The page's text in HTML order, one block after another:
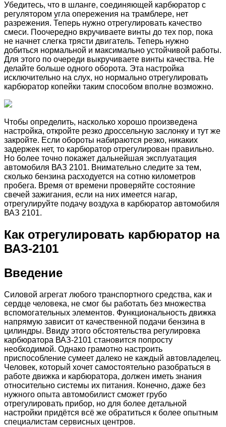
Убедитесь, что в шланге, соединяющей карбюратор с
регулятором угла опережения на трамблере, нет
разрежения. Теперь нужно отрегулировать качество
смеси. Поочередно вкручиваете винты до тех пор, пока
не начнет слегка трясти двигатель. Теперь нужно
добиться нормальной и максимально устойчивой работы.
Для этого по очереди выкручиваете винты качества. Не
делайте больше одного оборота. Эта настройка
исключительно на слух, но нормально отрегулировать
карбюратор копейки таким способом вполне возможно.
Чтобы определить, насколько хорошо произведена
настройка, откройте резко дроссельную заслонку и тут же
закройте. Если обороты набираются резко, никаких
задержек нет, то карбюратор отрегулирован правильно.
Но более точно покажет дальнейшая эксплуатация
автомобиля ВАЗ 2101. Внимательно следите за тем,
сколько бензина расходуется на сотню километров
пробега. Время от времени проверяйте состояние
свечей зажигания, если на них имеется нагар,
отрегулируйте подачу воздуха в карбюратор автомобиля
ВАЗ 2101.
Как отрегулировать карбюратор на
ВАЗ-2101
Введение
Силовой агрегат любого транспортного средства, как и
сердце человека, не смог бы работать без множества
вспомогательных элементов. Функциональность движка
напрямую зависит от качественной подачи бензина в
цилиндры. Ввиду этого обстоятельства регулировка
карбюратора ВАЗ-2101 становится попросту
необходимой. Однако грамотно настроить
приспособление сумеет далеко не каждый автовладелец.
Человек, который хочет самостоятельно разобраться в
работе движка и карбюратора, должен иметь знания
относительно системы их питания. Конечно, даже без
нужного опыта автомобилист сможет грубо
отрегулировать прибор, но для более детальной
настройки придётся всё же обратиться к более опытным
специалистам сервисных центров.